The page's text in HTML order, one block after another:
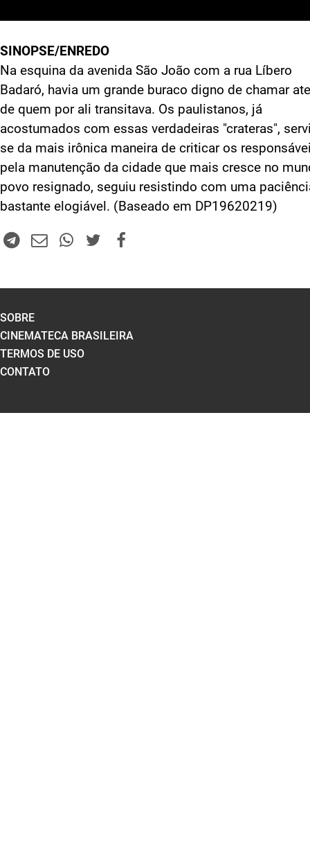
SINOPSE/ENREDO
Na esquina da avenida São João com a rua Líbero
Badaró, havia um grande buraco digno de chamar
de quem por ali transitava. Os paulistanos, já
acostumados com essas verdadeiras "crateras",
se da mais irônica maneira de criticar os
pela manutenção da cidade que mais cresce no
povo resignado, seguiu resistindo com uma
bastante elogiável. (Baseado em DP19620219)
SOBRE
CINEMATECA BRASILEIRA
TERMOS DE USO
CONTATO